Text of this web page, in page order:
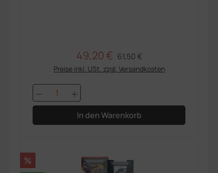
Verkaufspreis:
49,20 € Regulärer Preis:
61,50 €
Preise inkl. USt. zzgl. Versandkosten
Produkt Anzahl: Gib den
In den Warenkorb
Rabatt
%